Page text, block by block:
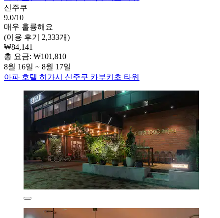
신주쿠
9.0/10
매우 훌륭해요
(이용 후기 2,333개)
₩84,141
총 요금: ₩101,810
8월 16일 ~ 8월 17일
아파 호텔 히가시 신주쿠 카부키초 타워